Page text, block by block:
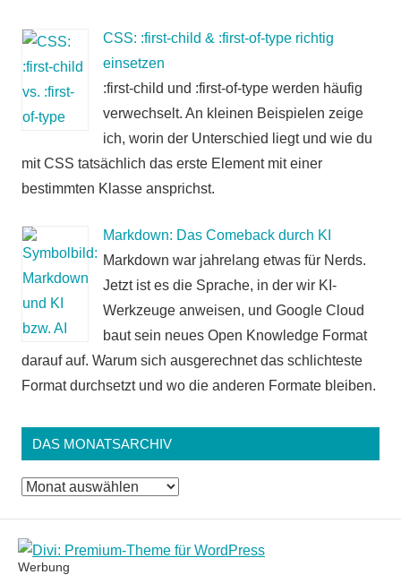
CSS: :first-child & :first-of-type richtig
einsetzen
:first-child und :first-of-type werden häufig
verwechselt. An kleinen Beispielen zeige
ich, worin der Unterschied liegt und wie du
mit CSS tatsächlich das erste Element mit einer
bestimmten Klasse ansprichst.
Markdown: Das Comeback durch KI
Markdown war jahrelang etwas für Nerds.
Jetzt ist es die Sprache, in der wir KI-
Werkzeuge anweisen, und Google Cloud
baut sein neues Open Knowledge Format
darauf auf. Warum sich ausgerechnet das schlichteste
Format durchsetzt und wo die anderen Formate bleiben.
DAS MONATSARCHIV
Das
Werbung